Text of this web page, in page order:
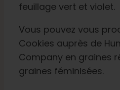
feuillage vert et violet.
Vous pouvez vous
Cookies auprès de
Companyen graines
graines féminisées.